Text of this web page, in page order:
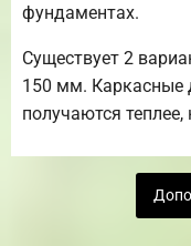
фундаментах.
Существует 2
150 мм. Каркасные
получаются